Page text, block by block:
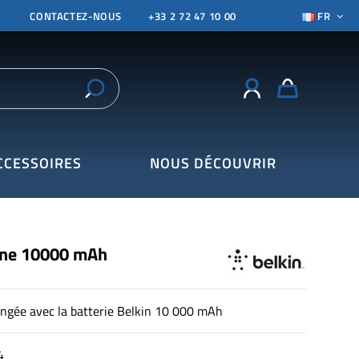
CONTACTEZ-NOUS +33 2 72 47 10 00 FR
NOUS DÉCOUVRIR
10000 mAh
avec la batterie Belkin 10 000 mAh